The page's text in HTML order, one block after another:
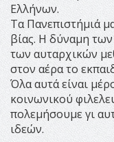
Ελλήνων.
Τα Πανεπιστήμιά
βίας. Η δύναμη
των αυταρχικών
στον αέρα το
Όλα αυτά είναι
κοινωνικού
πολεμήσουμε γι
ιδεών.